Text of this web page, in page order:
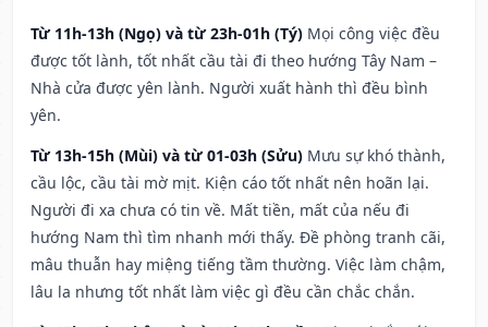
Từ 11h-13h (Ngọ) và từ 23h-01h (Tý) Mọi công việc đều
được tốt lành, tốt nhất cầu tài đi theo hướng Tây Nam –
Nhà cửa được yên lành. Người xuất hành thì đều bình
yên.
Từ 13h-15h (Mùi) và từ 01-03h (Sửu) Mưu sự khó thành,
cầu lộc, cầu tài mờ mịt. Kiện cáo tốt nhất nên hoãn lại.
Người đi xa chưa có tin về. Mất tiền, mất của nếu đi
hướng Nam thì tìm nhanh mới thấy. Đề phòng tranh cãi,
mâu thuẫn hay miệng tiếng tầm thường. Việc làm chậm,
lâu la nhưng tốt nhất làm việc gì đều cần chắc chắn.